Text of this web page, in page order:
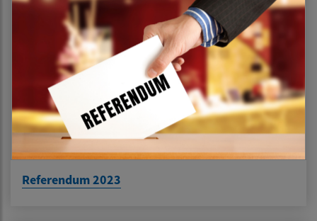
Referendum 2023